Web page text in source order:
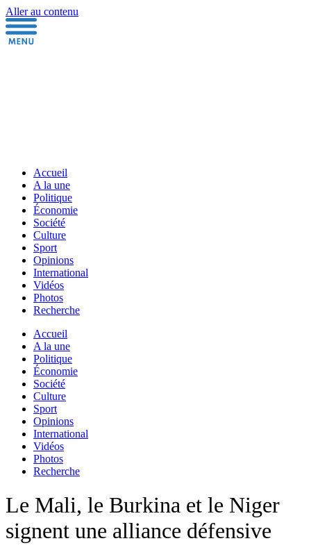
Aller au contenu
Accueil
A la une
Politique
Économie
Société
Culture
Sport
Opinions
International
Vidéos
Photos
Recherche
Accueil
A la une
Politique
Économie
Société
Culture
Sport
Opinions
International
Vidéos
Photos
Recherche
Le Mali, le Burkina et le Niger
signent une alliance défensive